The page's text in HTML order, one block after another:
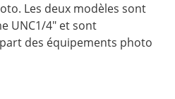
Les deux modèles sont
UNC1/4" et sont
des équipements photo